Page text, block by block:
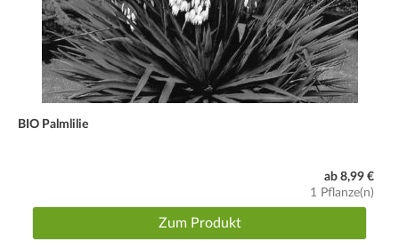
BIO Palmlilie
ab 8,99 €
1 Pflanze(n)
Zum Produkt